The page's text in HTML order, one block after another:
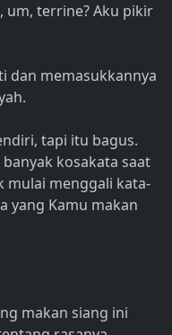
um, terrine? Aku pikir
dan memasukkannya
tapi itu bagus.
kosakata saat
mulai menggali kata-
yang Kamu makan
makan siang ini